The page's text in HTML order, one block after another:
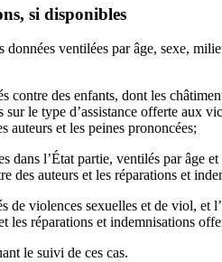
si disponibles
ventilées par âge, sexe,
contre des enfants, dont les
le type d’assistance offerte aux
auteurs et les peines prononcées;
l’État partie, ventilés par âge
des auteurs et les réparations et
de violences sexuelles et de viol, et
les réparations et indemnisations
le suivi de ces cas.